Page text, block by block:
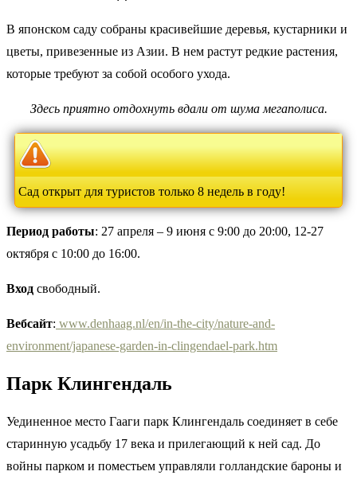
В японском саду собраны красивейшие деревья, кустарники и
цветы, привезенные из Азии. В нем растут редкие растения,
которые требуют за собой особого ухода.
Здесь приятно отдохнуть вдали от шума мегаполиса.
Сад открыт для туристов только 8 недель в году!
Период работы: 27 апреля – 9 июня с 9:00 до 20:00, 12-27
октября с 10:00 до 16:00.
Вход свободный.
Вебсайт: www.denhaag.nl/en/in-the-city/nature-and-
environment/japanese-garden-in-clingendael-park.htm
Парк Клингендаль
Уединенное место Гааги парк Клингендаль соединяет в себе
старинную усадьбу 17 века и прилегающий к ней сад. До
войны парком и поместьем управляли голландские бароны и